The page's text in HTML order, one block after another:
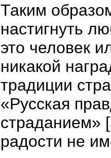
Таким
настигнуть
это человек
никакой
традиции
«Русская
страданием»
радости не